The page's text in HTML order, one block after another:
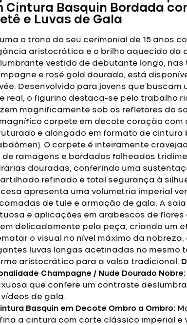
Cintura Basquin Bordada
e Luvas de Gala
o trono do seu cerimonial de 15 anos
aristocrática e o brilho aquecido da
vestido de debutante longo, nas
e rosé gold dourado, está
Desenvolvido para jovens que buscam
real, o figurino destaca-se pelo trabalho
magnificamente sob os refletores do
corpete em decote coração com
e alongado em formato de cintura
O corpete é inteiramente
de ramagens e bordados folheados
douradas, conferindo uma
refinado e total segurança à
apresenta uma volumetria imperial
de tule e armação de gala. A
e aplicações em arabescos de
delicadamente pela peça, criando um
o visual no nível máximo da
luvas longas acetinadas no mesmo
aristocrático para a valsa tradicional.
Champagne / Nude Dourado Nobre:
que confere um contraste
vídeos de gala.
Basquin em Decote Ombro a Ombro:
a cintura com corte clássico imperial e